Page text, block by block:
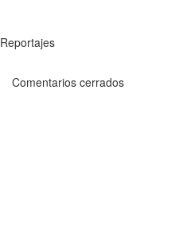
Reportajes
Comentarios cerrados